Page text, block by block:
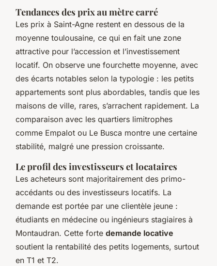
Tendances des prix au mètre carré
Les prix à Saint-Agne restent en dessous de la
moyenne toulousaine, ce qui en fait une zone
attractive pour l’accession et l’investissement
locatif. On observe une fourchette moyenne, avec
des écarts notables selon la typologie : les petits
appartements sont plus abordables, tandis que les
maisons de ville, rares, s’arrachent rapidement. La
comparaison avec les quartiers limitrophes
comme Empalot ou Le Busca montre une certaine
stabilité, malgré une pression croissante.
Le profil des investisseurs et locataires
Les acheteurs sont majoritairement des primo-
accédants ou des investisseurs locatifs. La
demande est portée par une clientèle jeune :
étudiants en médecine ou ingénieurs stagiaires à
Montaudran. Cette forte demande locative
soutient la rentabilité des petits logements, surtout
en T1 et T2.